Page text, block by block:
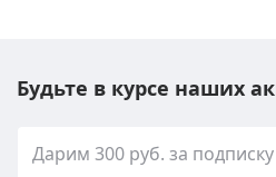
Будьте в курсе наших